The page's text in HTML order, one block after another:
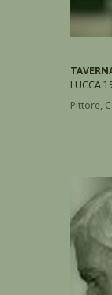
LUCCA
Pittore,